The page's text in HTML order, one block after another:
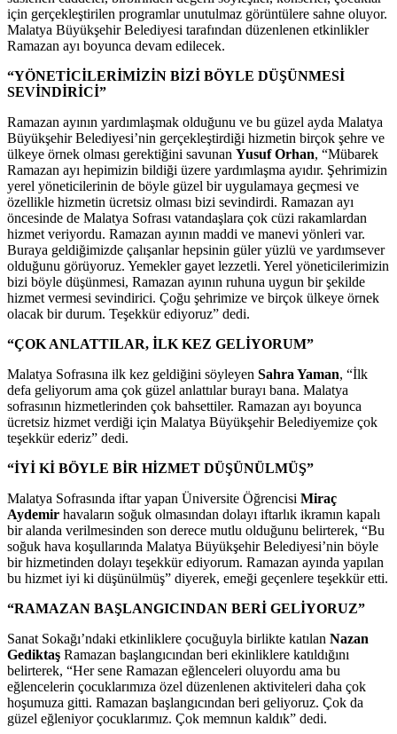
için gerçekleştirilen programlar unutulmaz görüntülere sahne oluyor.
Malatya Büyükşehir Belediyesi tarafından düzenlenen etkinlikler
Ramazan ayı boyunca devam edilecek.
“YÖNETİCİLERİMİZİN BİZİ BÖYLE DÜŞÜNMESİ
SEVİNDİRİCİ”
Ramazan ayının yardımlaşmak olduğunu ve bu güzel ayda Malatya
Büyükşehir Belediyesi’nin gerçekleştirdiği hizmetin birçok şehre ve
ülkeye örnek olması gerektiğini savunan Yusuf Orhan, “Mübarek
Ramazan ayı hepimizin bildiği üzere yardımlaşma ayıdır. Şehrimizin
yerel yöneticilerinin de böyle güzel bir uygulamaya geçmesi ve
özellikle hizmetin ücretsiz olması bizi sevindirdi. Ramazan ayı
öncesinde de Malatya Sofrası vatandaşlara çok cüzi rakamlardan
hizmet veriyordu. Ramazan ayının maddi ve manevi yönleri var.
Buraya geldiğimizde çalışanlar hepsinin güler yüzlü ve yardımsever
olduğunu görüyoruz. Yemekler gayet lezzetli. Yerel yöneticilerimizin
bizi böyle düşünmesi, Ramazan ayının ruhuna uygun bir şekilde
hizmet vermesi sevindirici. Çoğu şehrimize ve birçok ülkeye örnek
olacak bir durum. Teşekkür ediyoruz” dedi.
“ÇOK ANLATTILAR, İLK KEZ GELİYORUM”
Malatya Sofrasına ilk kez geldiğini söyleyen Sahra Yaman, “İlk
defa geliyorum ama çok güzel anlattılar burayı bana. Malatya
sofrasının hizmetlerinden çok bahsettiler. Ramazan ayı boyunca
ücretsiz hizmet verdiği için Malatya Büyükşehir Belediyemize çok
teşekkür ederiz” dedi.
“İYİ Kİ BÖYLE BİR HİZMET DÜŞÜNÜLMÜŞ”
Malatya Sofrasında iftar yapan Üniversite Öğrencisi Miraç
Aydemir havaların soğuk olmasından dolayı iftarlık ikramın kapalı
bir alanda verilmesinden son derece mutlu olduğunu belirterek, “Bu
soğuk hava koşullarında Malatya Büyükşehir Belediyesi’nin böyle
bir hizmetinden dolayı teşekkür ediyorum. Ramazan ayında yapılan
bu hizmet iyi ki düşünülmüş” diyerek, emeği geçenlere teşekkür etti.
“RAMAZAN BAŞLANGICINDAN BERİ GELİYORUZ”
Sanat Sokağı’ndaki etkinliklere çocuğuyla birlikte katılan Nazan
Gediktaş Ramazan başlangıcından beri ekinliklere katıldığını
belirterek, “Her sene Ramazan eğlenceleri oluyordu ama bu
eğlencelerin çocuklarımıza özel düzenlenen aktiviteleri daha çok
hoşumuza gitti. Ramazan başlangıcından beri geliyoruz. Çok da
güzel eğleniyor çocuklarımız. Çok memnun kaldık” dedi.